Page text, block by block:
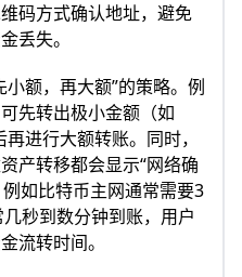
码方式确认地址，避免
丢失。
额，再大额”的策略。例
先转出极小金额（如
进行大额转账。同时，
产转移都会显示“网络确
如比特币主网通常需要3
秒到数分钟到账，用户
流转时间。